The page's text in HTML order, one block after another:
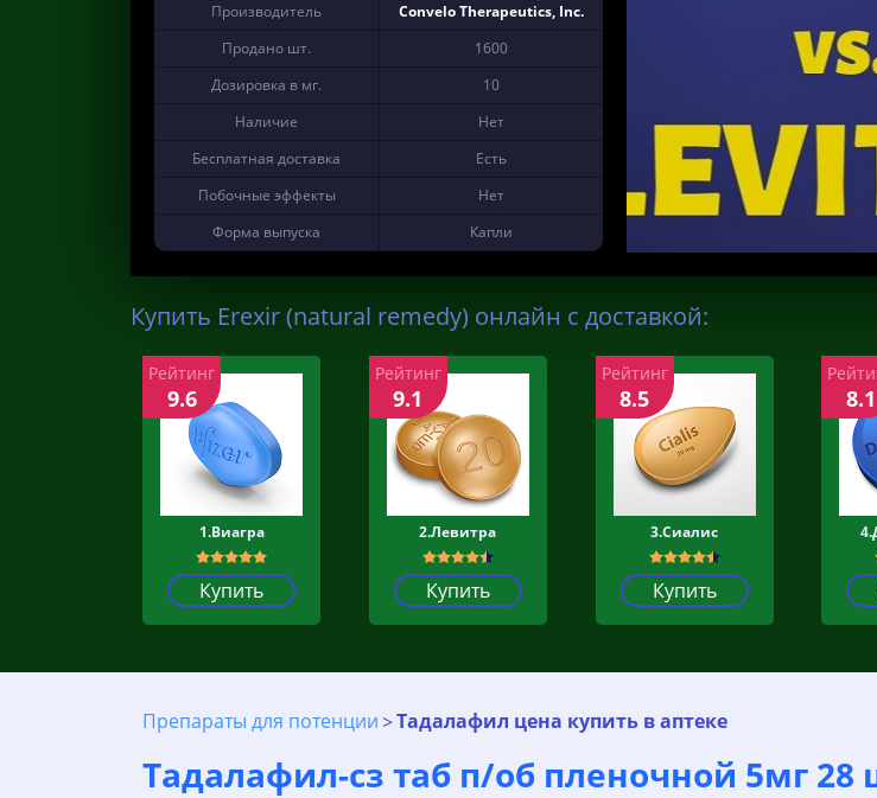
Производитель
Convelo Therapeutics, Inc.
Продано шт.
1600
Дозировка в мг.
10
Наличие
Нет
Бесплатная доставка
Есть
Побочные эффекты
Нет
Форма выпуска
Капли
Купить Erexir (natural remedy) онлайн с доставкой:
1.Виагра
Купить
Рейтинг
9.6
2.Левитра
Купить
Рейтинг
9.1
3.Сиалис
Купить
Рейтинг
8.5 8.1
Препараты для потенции Тадалафил цена купить в аптеке
Тадалафил-сз таб п/об пленочной 5мг 28